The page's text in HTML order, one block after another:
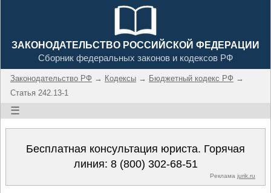
ЗАКОНОДАТЕЛЬСТВО РОССИЙСКОЙ ФЕДЕРАЦИИ
Сборник федеральных законов и кодексов РФ
Законодательство РФ → Кодексы → Бюджетный кодекс РФ →
Статья 242.13-1
☰
Бесплатная консультация юриста. Горячая
линия: 8 (800) 302-68-51
Реклама jurik.ru